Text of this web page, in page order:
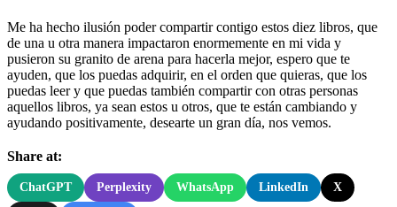
Me ha hecho ilusión poder compartir contigo estos diez libros, que
de una u otra manera impactaron enormemente en mi vida y
pusieron su granito de arena para hacerla mejor, espero que te
ayuden, que los puedas adquirir, en el orden que quieras, que los
puedas leer y que puedas también compartir con otras personas
aquellos libros, ya sean estos u otros, que te están cambiando y
ayudando positivamente, desearte un gran día, nos vemos.
Share at:
ChatGPT Perplexity WhatsApp LinkedIn X